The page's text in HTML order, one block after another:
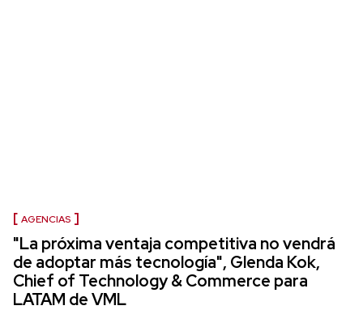
AGENCIAS
"La próxima ventaja competitiva no vendrá
de adoptar más tecnología", Glenda Kok,
Chief of Technology & Commerce para
LATAM de VML